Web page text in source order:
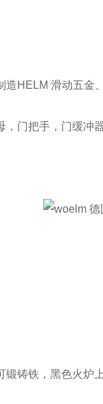
HELM 滑动五金
，门把手，门缓冲
铸铁，黑色火炉上